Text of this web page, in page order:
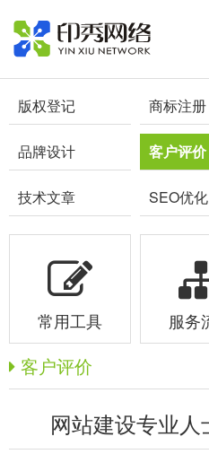
版权登记 商标注册
品牌设计 客户评价
技术文章 SEO优化
常用工具 服务
客户评价
网站建设专业